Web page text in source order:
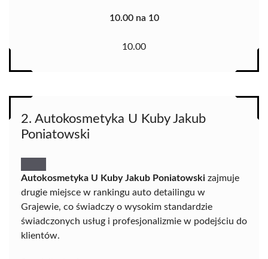
10.00 na 10
10.00
2. Autokosmetyka U Kuby Jakub
Poniatowski
Autokosmetyka U Kuby Jakub Poniatowski zajmuje
drugie miejsce w rankingu auto detailingu w
Grajewie, co świadczy o wysokim standardzie
świadczonych usług i profesjonalizmie w podejściu do
klientów.